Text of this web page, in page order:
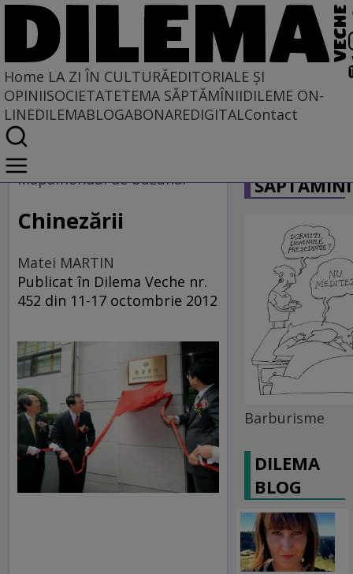
Home LA ZI ÎN CULTURĂEDITORIALE ȘI
OPINIISOCIETATETEMA SĂPTĂMÎNIIDILEME ON-
LINEDILEMABLOGABONAREDIGITALContact
Home
La zi în cultură
Mapamondul de buzunar
Chinezării
Matei MARTIN
Publicat în Dilema Veche nr.
452 din 11-17 octombrie 2012
Barburisme
DILEMA
BLOG